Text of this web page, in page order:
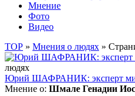
Мнение
Фото
Видео
ТОР » Мнения о людях »
людях
Юрий ШАФРАНИК: эксперт
Мнение о: Шмале Генадии